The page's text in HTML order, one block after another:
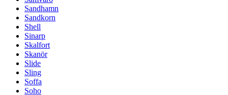
Sandhamn
Sandkorn
Shell
Sinarp
Skalfort
Skanör
Slide
Sling
Soffa
Soho